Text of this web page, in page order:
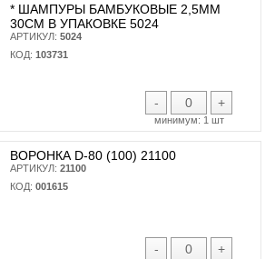
* ШАМПУРЫ БАМБУКОВЫЕ 2,5ММ
30СМ В УПАКОВКЕ 5024
АРТИКУЛ: 5024
КОД: 103731
- +
минимум: 1 шт
ВОРОНКА D-80 (100) 21100
АРТИКУЛ: 21100
КОД: 001615
- +